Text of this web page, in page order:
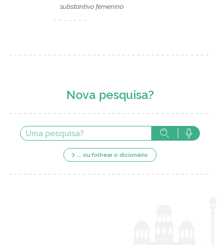
substantivo femenino
Nova pesquisa?
... ou folhear o dicionário